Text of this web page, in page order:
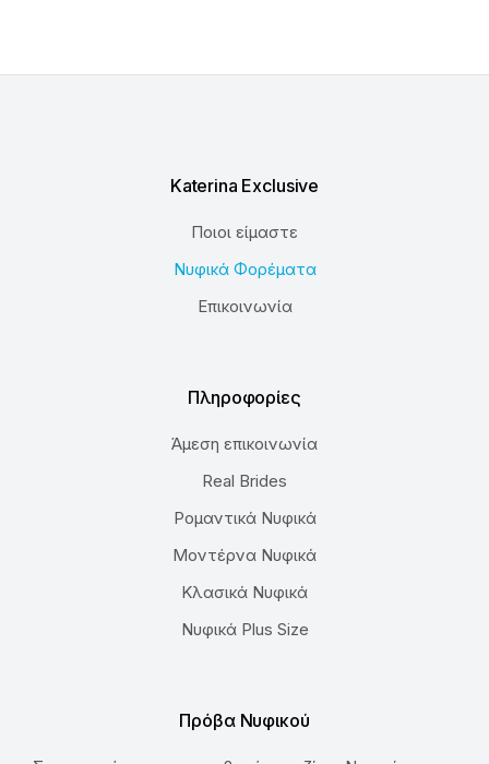
Katerina Exclusive
Ποιοι είμαστε
Νυφικά Φορέματα
Επικοινωνία
Πληροφορίες
Άμεση επικοινωνία
Real Brides
Ρομαντικά Νυφικά
Μοντέρνα Νυφικά
Κλασικά Νυφικά
Νυφικά Plus Size
Πρόβα Νυφικού